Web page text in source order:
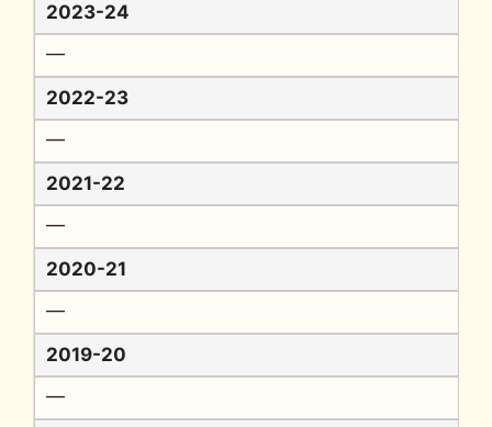
2023-24
━
2022-23
━
2021-22
━
2020-21
━
2019-20
━